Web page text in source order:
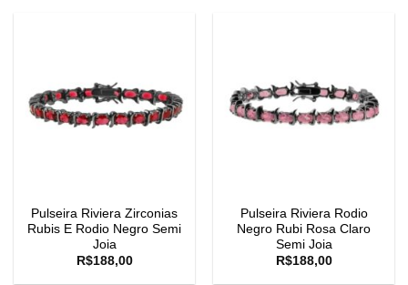
Pulseira Riviera Zirconias
Rubis E Rodio Negro Semi
Joia
R$188,00
Pulseira Riviera Rodio
Negro Rubi Rosa Claro
Semi Joia
R$188,00